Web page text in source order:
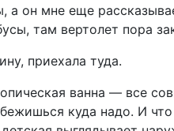
а он мне еще
там вертолет пора
приехала туда.
ванна — все
куда надо. И